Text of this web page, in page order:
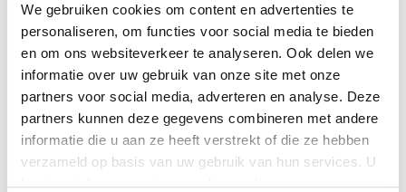
We gebruiken cookies om content en advertenties te
personaliseren, om functies voor social media te bieden
en om ons websiteverkeer te analyseren. Ook delen we
informatie over uw gebruik van onze site met onze
partners voor social media, adverteren en analyse. Deze
partners kunnen deze gegevens combineren met andere
informatie die u aan ze heeft verstrekt of die ze hebben
verzameld op basis van uw gebruik van hun services. U
kunt op ieder moment uw cookievoorkeuren aanpassen
Roland Smulders.